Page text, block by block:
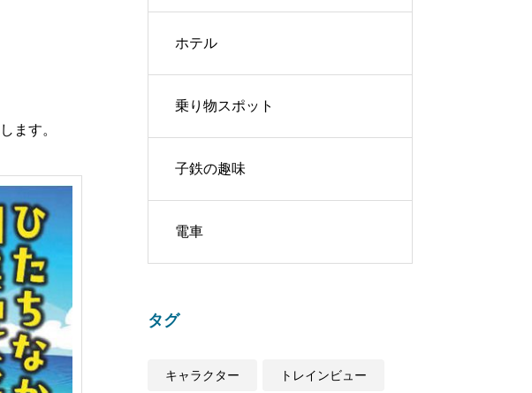
します。
ホテル
乗り物スポット
子鉄の趣味
電車
タグ
キャラクター トレインビュー